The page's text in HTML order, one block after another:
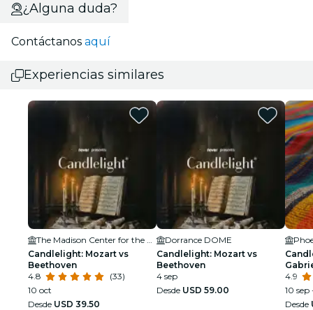
¿Alguna duda?
Contáctanos aquí
Experiencias similares
The Madison Center for the Arts
Candlelight: Mozart vs
Beethoven
4.8
(33)
10 oct
Desde USD 39.50
Dorrance DOME
Candlelight: Mozart vs
Beethoven
4 sep
Desde USD 59.00
4.9
10 sep
Desde